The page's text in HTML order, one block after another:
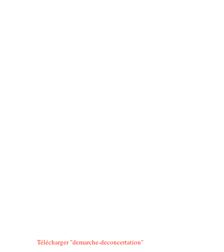
Télécharger "demarche-deconcertation"